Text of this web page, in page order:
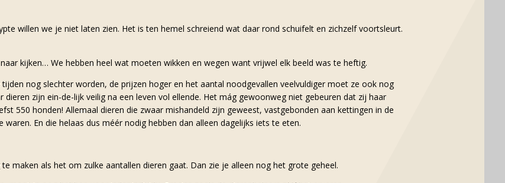
willen we je niet laten zien. Het is ten hemel schreiend wat daar rond schuifelt en zichzelf voortsleurt.
kijken… We hebben heel wat moeten wikken en wegen want vrijwel elk beeld was te heftig.
nog slechter worden, de prijzen hoger en het aantal noodgevallen veelvuldiger moet ze ook nog
zijn ein-de-lijk veilig na een leven vol ellende. Het mág gewoonweg niet gebeuren dat zij haar
550 honden! Allemaal dieren die zwaar mishandeld zijn geweest, vastgebonden aan kettingen in de
En die helaas dus méér nodig hebben dan alleen dagelijks iets te eten.
maken als het om zulke aantallen dieren gaat. Dan zie je alleen nog het grote geheel.